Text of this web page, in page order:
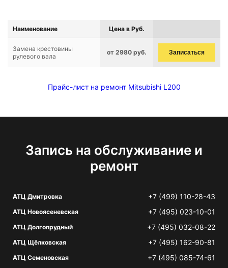
Наименование Цена в Руб.
Замена крестовины
рулевого вала
от 2980 руб. Записаться
Прайс-лист на ремонт Mitsubishi L200
Запись на обслуживание и
ремонт
АТЦ Дмитровка +7 (499) 110-28-43
АТЦ Новоясеневская +7 (495) 023-10-01
АТЦ Долгопрудный +7 (495) 032-08-22
АТЦ Щёлковская +7 (495) 162-90-81
АТЦ Семеновская +7 (495) 085-74-61